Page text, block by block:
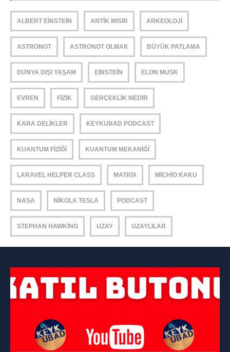
ALBERT EINSTEIN ANTIK MISIR ARKEOLOJI
ASTRONOT ASTRONOT OLMAK BÜYÜK PATLAMA
DÜNYA DIŞI YAŞAM EINSTEIN ELON MUSK
EVREN FIZIK GERÇEKLIK NEDIR
KARA DELIKLER KEYKUBAD PODCAST
KUANTUM FIZIĞI KUANTUM MEKANIĞI
LARAVEL HELPER CLASS MATRIX MICHIO KAKU
NASA NIKOLA TESLA PODCAST
STEPHAN HAWKING UZAY UZAYLILAR